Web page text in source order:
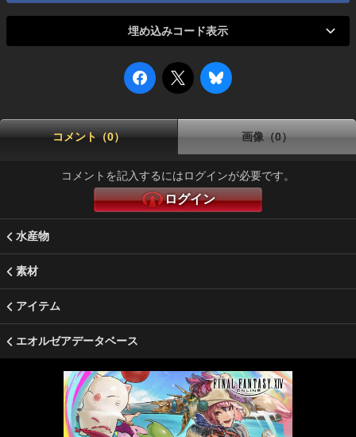
埋め込みコード表示
コメント（0） 画像（0）
コメントを記入するにはログインが必要です。
ログイン
水産物
素材
アイテム
エオルゼアデータベース